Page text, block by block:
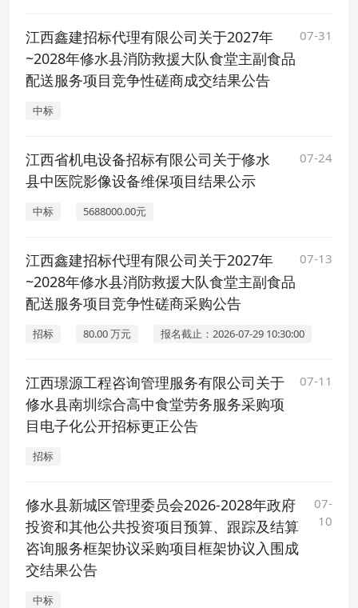
江西鑫建招标代理有限公司关于2027年
~2028年修水县消防救援大队食堂主副食品
配送服务项目竞争性磋商成交结果公告
07-31
中标
江西省机电设备招标有限公司关于修水
县中医院影像设备维保项目结果公示
07-24
中标 5688000.00元
江西鑫建招标代理有限公司关于2027年
~2028年修水县消防救援大队食堂主副食品
配送服务项目竞争性磋商采购公告
07-13
招标 80.00 万元 报名截止：2026-07-29 10:30:00
江西璟源工程咨询管理服务有限公司关于
修水县南圳综合高中食堂劳务服务采购项
目电子化公开招标更正公告
07-11
招标
修水县新城区管理委员会2026-2028年政府
投资和其他公共投资项目预算、跟踪及结算
咨询服务框架协议采购项目框架协议入围成
交结果公告
07-
10
中标